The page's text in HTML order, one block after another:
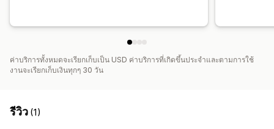
ค่าบริการทั้งหมดจะเรียกเก็บเป็น USD ค่าบริการที่เกิดขึ้นประจำและตามการใช้
งานจะเรียกเก็บเงินทุกๆ 30 วัน
รีวิว (1)